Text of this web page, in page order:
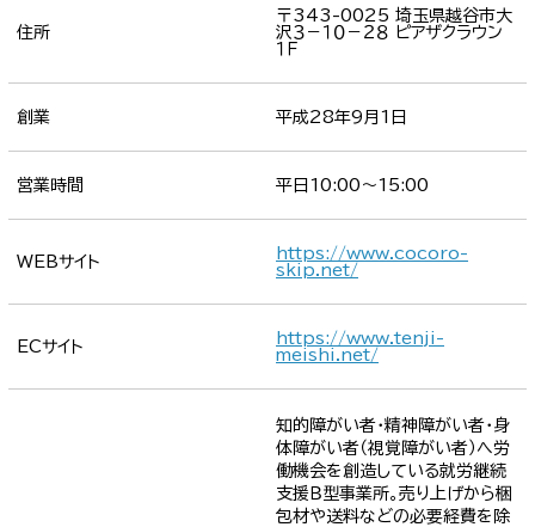
住所
〒343-0025 埼玉県越谷市大
沢３－１０－２８ ピアザクラウン
１Ｆ
創業 平成28年9月1日
営業時間 平日10:00～15:00
WEBサイト
https://www.cocoro-
skip.net/
ECサイト
https://www.tenji-
meishi.net/
知的障がい者・精神障がい者・身
体障がい者（視覚障がい者）へ労
働機会を創造している就労継続
支援Ｂ型事業所。売り上げから梱
包材や送料などの必要経費を除